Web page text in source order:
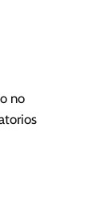
no